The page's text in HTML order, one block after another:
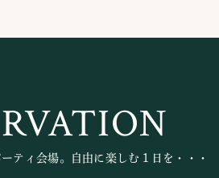
ティ会場。自由に楽しむ１日を・・・